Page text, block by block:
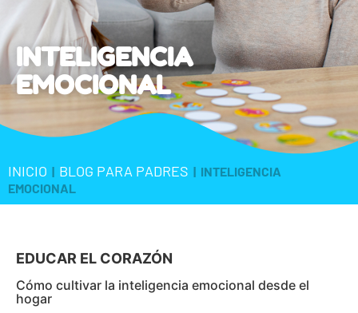
INTELIGENCIA
EMOCIONAL
INICIO | BLOG PARA PADRES | INTELIGENCIA
EMOCIONAL
EDUCAR EL CORAZÓN
Cómo cultivar la inteligencia emocional desde el
hogar